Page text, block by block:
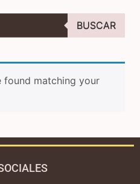
BUSCAR
found matching your